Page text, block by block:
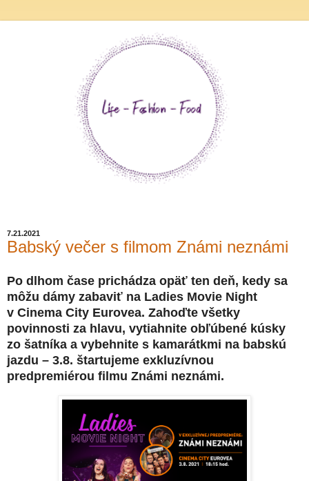
7.21.2021
Babský večer s filmom Známi neznámi
Po dlhom čase prichádza opäť ten deň, kedy sa
môžu dámy zabaviť na Ladies Movie Night
v Cinema City Eurovea. Zahoďte všetky
povinnosti za hlavu, vytiahnite obľúbené kúsky
zo šatníka a vybehnite s kamarátkmi na babskú
jazdu – 3.8. štartujeme exkluzívnou
predpremiérou filmu Známi neznámi.